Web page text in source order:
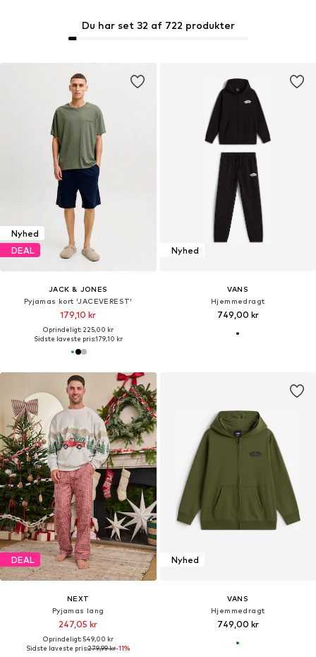
Du har set 32 af 722 produkter
Nyhed
DEAL
JACK & JONES
Pyjamas kort 'JACEVEREST'
179,10 kr
Oprindeligt: 225,00 kr
Sidste laveste pris:179,10 kr
Nyhed
VANS
Hjemmedragt
749,00 kr
DEAL
NEXT
Pyjamas lang
247,05 kr
Oprindeligt: 549,00 kr
Sidste laveste pris:279,99 kr-11%
Nyhed
VANS
Hjemmedragt
749,00 kr